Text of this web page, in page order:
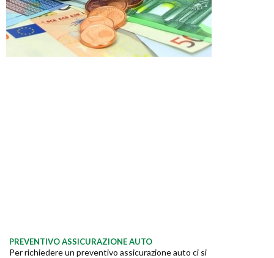
PREVENTIVO ASSICURAZIONE AUTO
Per richiedere un preventivo assicurazione auto ci si